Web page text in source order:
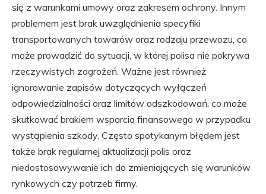
się z warunkami umowy oraz zakresem ochrony. Innym
problemem jest brak uwzględnienia specyfiki
transportowanych towarów oraz rodzaju przewozu, co
może prowadzić do sytuacji, w której polisa nie pokrywa
rzeczywistych zagrożeń. Ważne jest również
ignorowanie zapisów dotyczących wyłączeń
odpowiedzialności oraz limitów odszkodowań, co może
skutkować brakiem wsparcia finansowego w przypadku
wystąpienia szkody. Często spotykanym błędem jest
także brak regularnej aktualizacji polis oraz
niedostosowywanie ich do zmieniających się warunków
rynkowych czy potrzeb firmy.